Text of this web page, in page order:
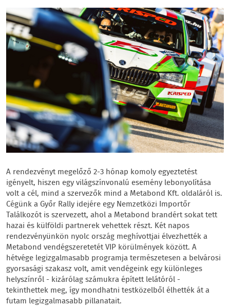
A rendezvényt megelőző 2-3 hónap komoly egyeztetést
igényelt, hiszen egy világszínvonalú esemény lebonyolítása
volt a cél, mind a szervezők mind a Metabond Kft. oldaláról is.
Cégünk a Győr Rally idejére egy Nemzetközi Importőr
Találkozót is szervezett, ahol a Metabond brandért sokat tett
hazai és külföldi partnerek vehettek részt. Két napos
rendezvényünkön nyolc ország meghívottjai élvezhették a
Metabond vendégszeretetét VIP körülmények között. A
hétvége legizgalmasabb programja természetesen a belvárosi
gyorsasági szakasz volt, amit vendégeink egy különleges
helyszínről - kizárólag számukra épített lelátóról -
tekinthettek meg, így mondhatni testközelből élhették át a
futam legizgalmasabb pillanatait.